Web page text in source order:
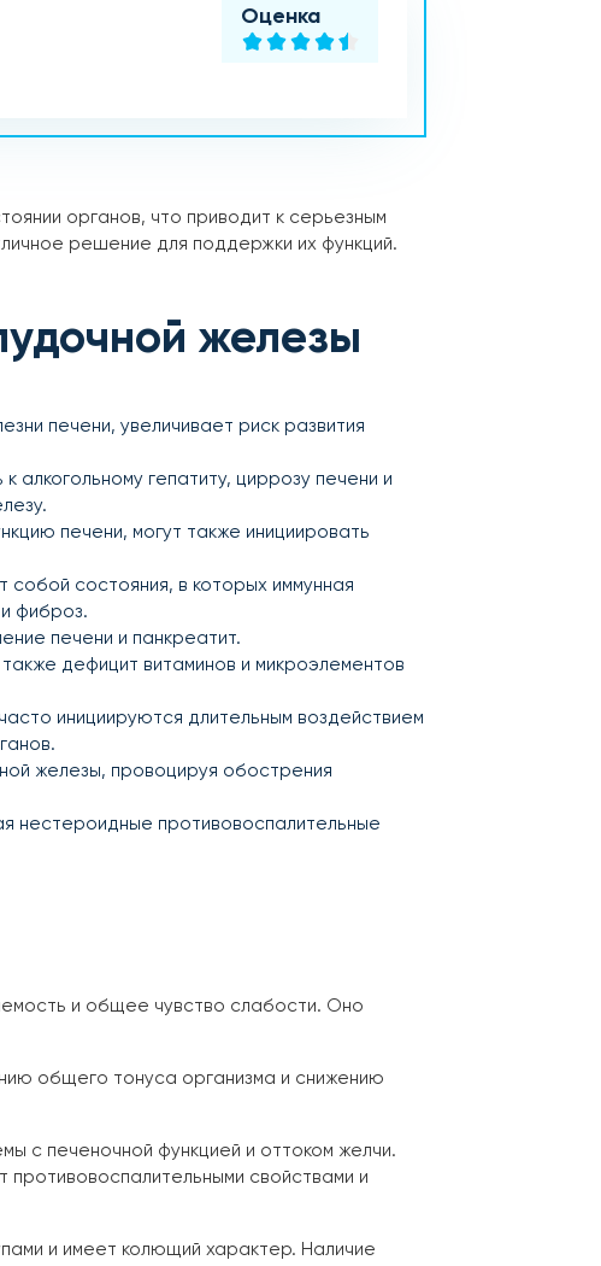
Оценка
органов, что приводит к серьезным
решение для поддержки их функций.
железы
печени, увеличивает риск развития
алкогольному гепатиту, циррозу печени и
печени, могут также инициировать
собой состояния, в которых иммунная
фиброз.
печени и панкреатит.
дефицит витаминов и микроэлементов
инициируются длительным воздействием
железы, провоцируя обострения
нестероидные противовоспалительные
и общее чувство слабости. Оно
общего тонуса организма и снижению
с печеночной функцией и оттоком желчи.
противовоспалительными свойствами и
и имеет колющий характер. Наличие